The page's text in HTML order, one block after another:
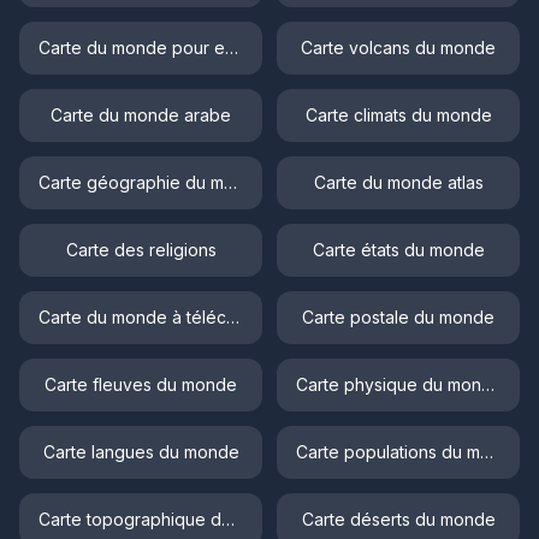
Carte du monde pour enfant Carte volcans du monde
Carte du monde arabe Carte climats du monde
Carte géographie du monde Carte du monde atlas
Carte des religions Carte états du monde
Carte du monde à télécharger Carte postale du monde
Carte fleuves du monde Carte physique du monde
Carte langues du monde Carte populations du monde
Carte topographique du monde Carte déserts du monde